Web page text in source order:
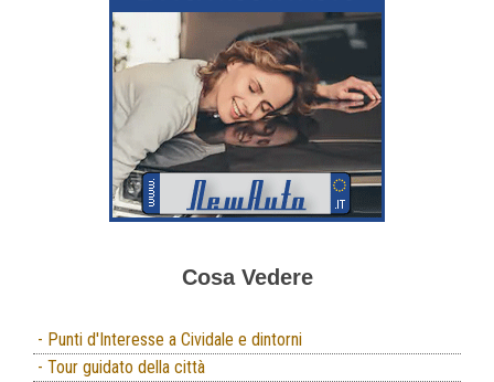
Cosa Vedere
- Punti d'Interesse a Cividale e dintorni
- Tour guidato della città